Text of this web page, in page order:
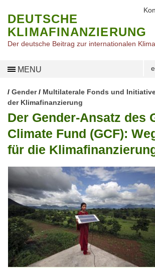
DEUTSCHE
KLIMAFINANZIERUNG
Der deutsche Beitrag zur internationalen
MENU
/ Gender/ Multilaterale Fonds und
der Klimafinanzierung
Der Gender-Ansatz des
Climate Fund (GCF):
für die